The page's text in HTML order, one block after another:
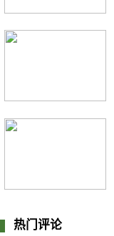
热门评论